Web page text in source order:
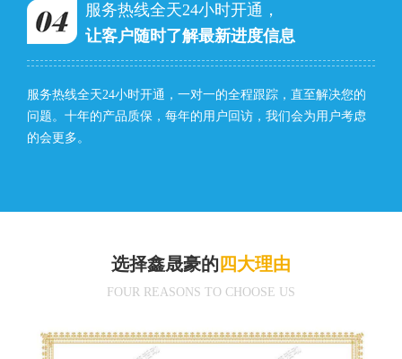
服务热线全天24小时开通，
让客户随时了解最新进度信息
服务热线全天24小时开通，一对一的全程跟踪，直至解决您的
问题。十年的产品质保，每年的用户回访，我们会为用户考虑
的会更多。
选择鑫晟豪的 四大理由
FOUR REASONS TO CHOOSE US